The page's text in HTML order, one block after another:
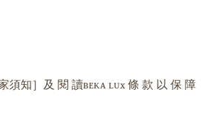
須知］及 閱 讀ʙᴇᴋᴀ ʟᴜx 條 款 以 保 障